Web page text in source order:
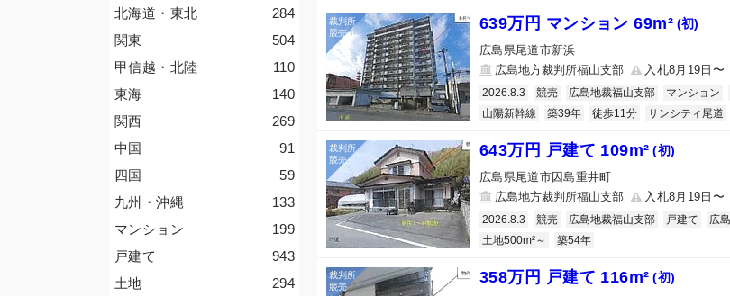
639万円 マンション 69m² (初)
広島県尾道市新浜
広島地方裁判所福山支部
入札8月19日〜
2026.8.3 競売 広島地裁福山支部 マンション
山陽新幹線
築39年 徒歩11分 サンシティ尾道
643万円 戸建て 109m² (初)
広島県尾道市因島重井町
広島地方裁判所福山支部
入札8月19日〜
2026.8.3 競売 広島地裁福山支部 戸建て 広
土地500m²～
築54年
358万円 戸建て 116m² (初)
284
北海道・東北
504
関東
110
甲信越・北陸
140
東海
269
関西
91
中国
59
四国
133
九州・沖縄
199
マンション
943
戸建て
294
土地